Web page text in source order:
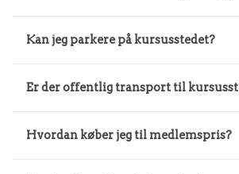
Kan jeg parkere på kursusstedet?
Er der offentlig transport til
Hvordan køber jeg til medlemspris?